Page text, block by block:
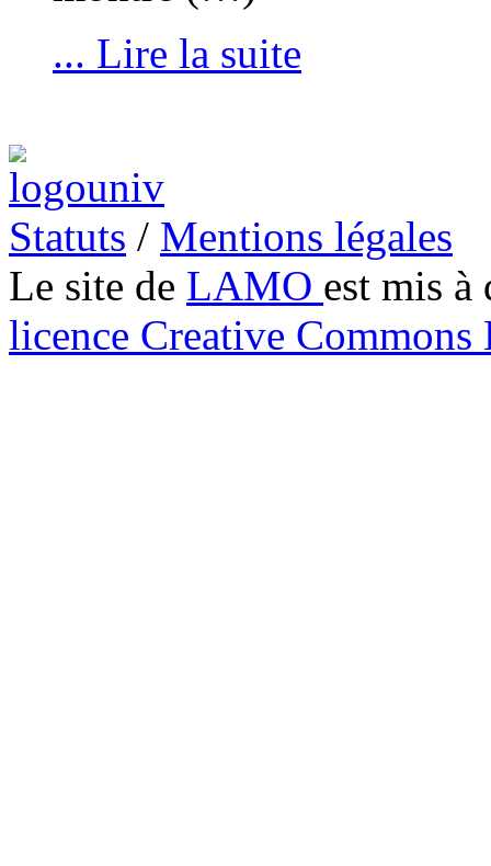
... Lire la suite
Statuts / Mentions légales
Le site de LAMO est mis à
licence Creative